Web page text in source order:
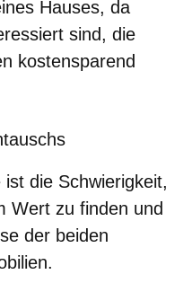
Hauses, da
sind, die
kostensparend
ist die Schwierigkeit,
Wert zu finden und
der beiden